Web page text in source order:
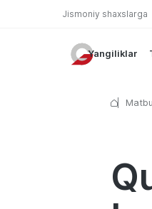
Jismoniy shaxslarga
Yangiliklar